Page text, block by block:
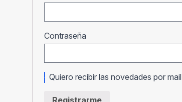
Contraseña
Quiero recibir las novedades por mail
Registrarme